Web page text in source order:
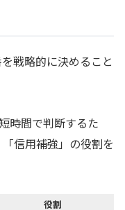
戦略的に決めること
時間で判断するた
信用補強」の役割を
役割